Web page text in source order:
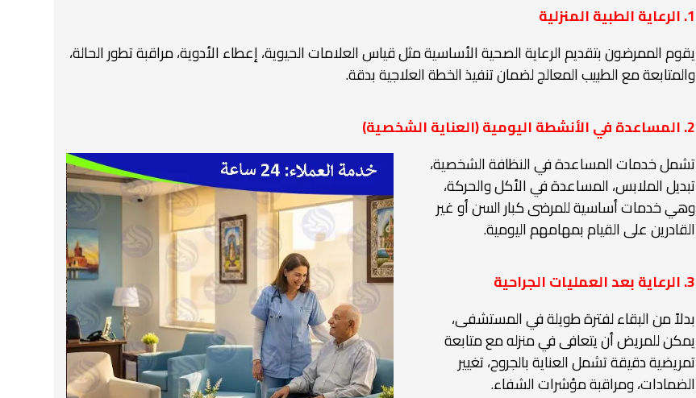
1. الرعاية الطبية المنزلية
يقوم الممرضون بتقديم الرعاية الصحية الأساسية مثل قياس العلامات الحيوية، إعطاء الأدوية، مراقبة تطور الحالة،
والمتابعة مع الطبيب المعالج لضمان تنفيذ الخطة العلاجية بدقة.
2. المساعدة في الأنشطة اليومية (العناية الشخصية)
تشمل خدمات المساعدة في النظافة الشخصية،
تبديل الملابس، المساعدة في الأكل والحركة،
وهي خدمات أساسية للمرضى كبار السن أو غير
القادرين على القيام بمهامهم اليومية.
3. الرعاية بعد العمليات الجراحية
بدلاً من البقاء لفترة طويلة في المستشفى،
يمكن للمريض أن يتعافى في منزله مع متابعة
تمريضية دقيقة تشمل العناية بالجروح، تغيير
الضمادات، ومراقبة مؤشرات الشفاء.